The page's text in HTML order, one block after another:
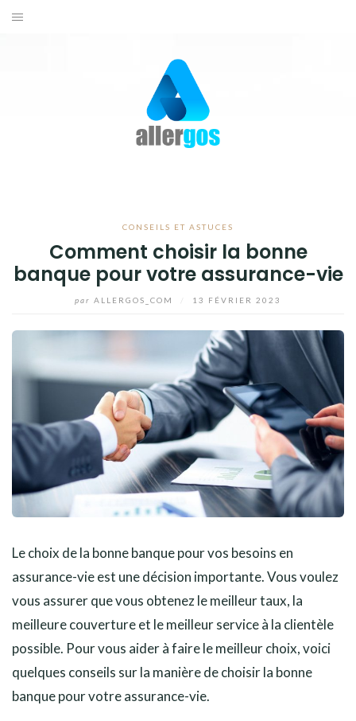
Aller
CONSEILS ET ASTUCES
Comment choisir la bonne
banque pour votre assurance-vie
par ALLERGOS_COM 13 FÉVRIER 2023
Le choix de la bonne banque pour vos besoins en
assurance-vie est une décision importante. Vous voulez
vous assurer que vous obtenez le meilleur taux, la
meilleure couverture et le meilleur service à la clientèle
possible. Pour vous aider à faire le meilleur choix, voici
quelques conseils sur la manière de choisir la bonne
banque pour votre assurance-vie.